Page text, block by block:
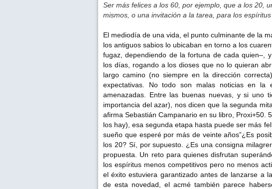
Ser más felices a los 60, por ejemplo, que a los 20,
mismos, o una invitación a la tarea, para los
El mediodía de una vida, el punto culminante de la
los antiguos sabios lo ubicaban en torno a los
fugaz, dependiendo de la fortuna de cada quien–,
los días, rogando a los dioses que no lo quieran
largo camino (no siempre en la dirección
expectativas. No todo son malas noticias en la
amenazadas. Entre las buenas nuevas, y si uno
importancia del azar), nos dicen que la segunda
afirma Sebastián Campanario en su libro,
los hay), esa segunda etapa hasta puede ser más
sueño que esperé por más de veinte años”¿Es
los 20? Sí, por supuesto. ¿Es una consigna
propuesta. Un reto para quienes disfrutan
los espíritus menos competitivos pero no menos
el éxito estuviera garantizado antes de lanzarse a
de esta novedad, el acmé también parece